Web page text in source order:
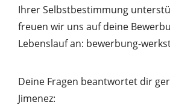
Ihrer Selbstbestimmung
freuen wir uns auf deine
Lebenslauf an: bewerbung-
Deine Fragen beantwortet dir
Jimenez: